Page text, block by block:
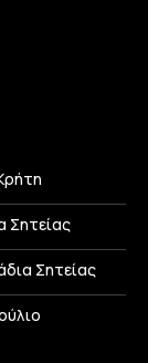
Σητείας
Σητείας